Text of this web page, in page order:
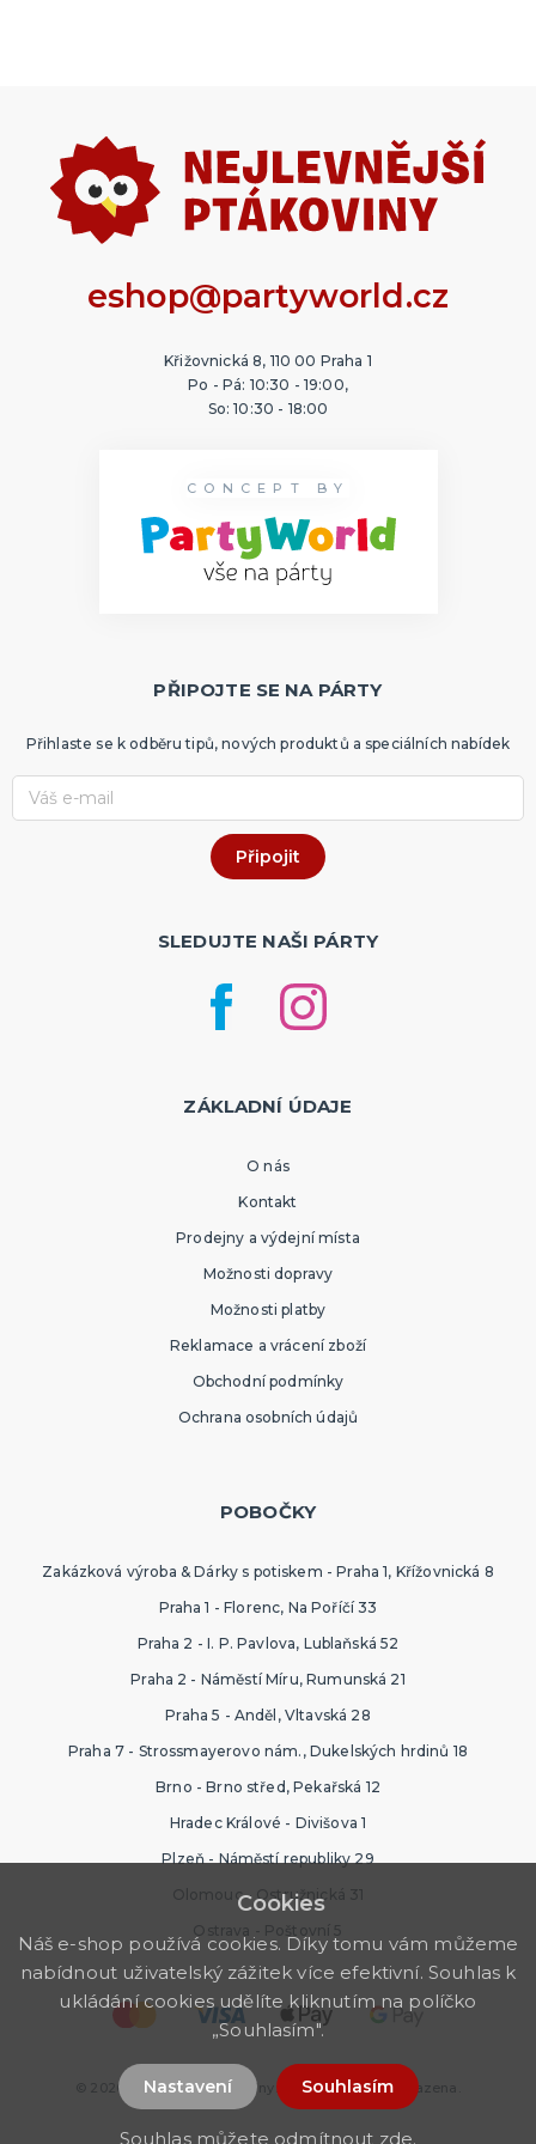
eshop@partyworld.cz
Křižovnická 8, 110 00 Praha 1
Po - Pá: 10:30 - 19:00,
So: 10:30 - 18:00
CONCEPT BY
PŘIPOJTE SE NA PÁRTY
Přihlaste se k odběru tipů, nových produktů a speciálních nabídek
SLEDUJTE NAŠI PÁRTY
ZÁKLADNÍ ÚDAJE
O nás
Kontakt
Prodejny a výdejní místa
Možnosti dopravy
Možnosti platby
Reklamace a vrácení zboží
Obchodní podmínky
Ochrana osobních údajů
POBOČKY
Zakázková výroba & Dárky s potiskem - Praha 1, Křížovnická 8
Praha 1 - Florenc, Na Poříčí 33
Praha 2 - I. P. Pavlova, Lublaňská 52
Praha 2 - Náměstí Míru, Rumunská 21
Praha 5 - Anděl, Vltavská 28
Praha 7 - Strossmayerovo nám., Dukelských hrdinů 18
Brno - Brno střed, Pekařská 12
Hradec Králové - Divišova 1
Plzeň - Náměstí republiky 29
Olomouc - Ostružnická 31
Ostrava - Poštovní 5
© 2026 Nejlevnější Ptákoviny. Všechna práva vyhrazena.
Cookies
Náš e-shop používá cookies. Díky tomu vám můžeme
nabídnout uživatelský zážitek více efektivní. Souhlas k
ukládání cookies udělíte kliknutím na políčko
„Souhlasím".
Nastavení Souhlasím
Souhlas můžete odmítnout zde.